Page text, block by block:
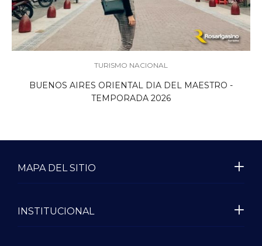
TURISMO NACIONAL
BUENOS AIRES ORIENTAL DIA DEL MAESTRO -
TEMPORADA 2026
MAPA DEL SITIO
INSTITUCIONAL